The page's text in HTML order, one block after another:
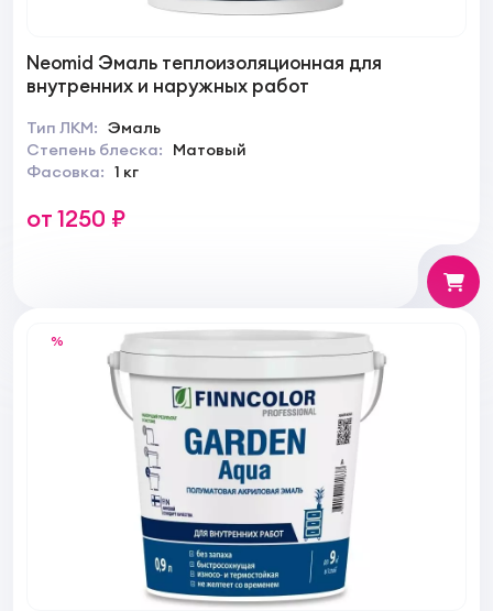
Neomid Эмаль теплоизоляционная для
внутренних и наружных работ
Тип ЛКМ: Эмаль
Степень блеска:
Матовый
Фасовка: 1 кг
от 1250 ₽
%